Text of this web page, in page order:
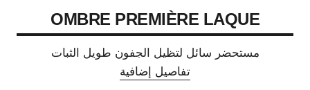
OMBRE PREMIÈRE LAQUE
مستحضر سائل لتظيل الجفون طويل الثبات
تفاصيل إضافية